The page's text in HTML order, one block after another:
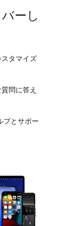
ーし
タマイズ
問に答え
プとサポー